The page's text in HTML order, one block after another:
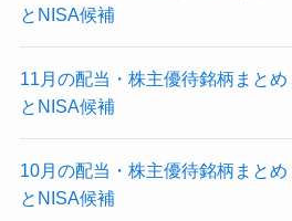
とNISA候補
11月の配当・株主優待銘柄まと
とNISA候補
10月の配当・株主優待銘柄まと
とNISA候補